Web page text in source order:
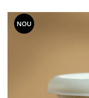
FRUCTE LA CONSERVĂ
OȚETURI ȘI SOSURI
OREZ ȘI CEREALE
NOU